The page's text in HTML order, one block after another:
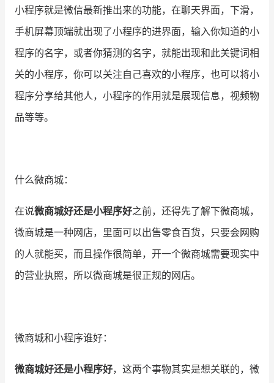
小程序就是微信最新推出来的功能，在聊天界面，下滑，
手机屏幕顶端就出现了小程序的进界面，输入你知道的小
程序的名字，或者你猜测的名字，就能出现和此关键词相
关的小程序，你可以关注自己喜欢的小程序，也可以将小
程序分享给其他人，小程序的作用就是展现信息，视频物
品等等。
什么微商城：
在说微商城好还是小程序好之前，还得先了解下微商城，
微商城是一种网店，里面可以出售零食百货，只要会网购
的人就能买，而且操作很简单，开一个微商城需要现实中
的营业执照，所以微商城是很正规的网店。
微商城和小程序谁好：
微商城好还是小程序好，这两个事物其实是想关联的，微